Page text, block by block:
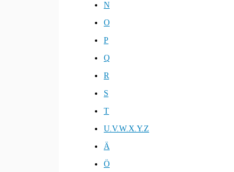
N
O
P
Q
R
S
T
U.V.W.X.Y.Z
Ä
Ö